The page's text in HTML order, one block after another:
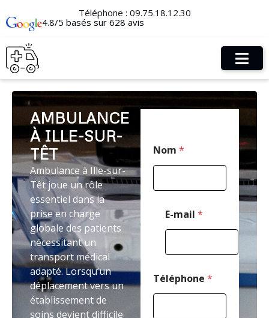
Téléphone : 09.75.18.12.30
4.8/5 basés sur 628 avis
AMBULANCE
À ILLE-SUR-
TÊT
Ambulance à Ille-sur-
Têt joue un rôle
essentiel dans la
prise en charge
globale des patients
nécessitant un
transport médical
adapté. Lorsqu’un
déplacement vers un
établissement de
soins devient difficile
Nom *
s
a
E-mail *
Téléphone *